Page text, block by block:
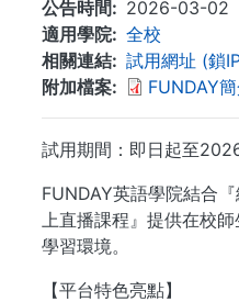
公告時間
2026-03-02
適用學院
全校
相關連結
試用網址 (鎖
附加檔案
FUNDAY
試用期間：即日起至
FUNDAY英語學院結合
上直播課程』提供在校
學習環境。
【平台特色亮點】